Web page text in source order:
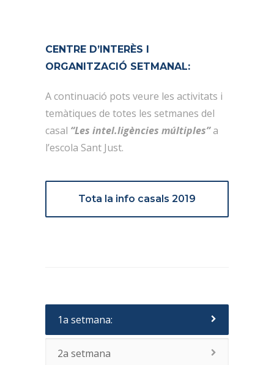
CENTRE D’INTERÈS I
ORGANITZACIÓ SETMANAL:
A continuació pots veure les activitats i
temàtiques de totes les setmanes del
casal “Les intel.ligències múltiples”a
l’escola Sant Just.
Tota la info casals 2019
1a setmana:
2a setmana